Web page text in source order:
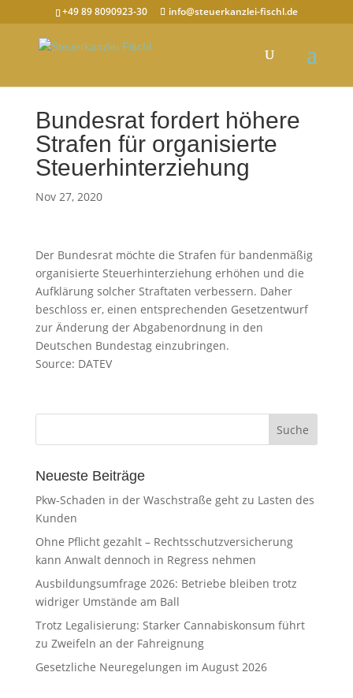
+49 89 8090923-30 info@steuerkanzlei-fischl.de
Bundesrat fordert höhere
Strafen für organisierte
Steuerhinterziehung
Nov 27, 2020
Der Bundesrat möchte die Strafen für bandenmäßig
organisierte Steuerhinterziehung erhöhen und die
Aufklärung solcher Straftaten verbessern. Daher
beschloss er, einen entsprechenden Gesetzentwurf
zur Änderung der Abgabenordnung in den
Deutschen Bundestag einzubringen.
Source: DATEV
Neueste Beiträge
Pkw-Schaden in der Waschstraße geht zu Lasten des
Kunden
Ohne Pflicht gezahlt – Rechtsschutzversicherung
kann Anwalt dennoch in Regress nehmen
Ausbildungsumfrage 2026: Betriebe bleiben trotz
widriger Umstände am Ball
Trotz Legalisierung: Starker Cannabiskonsum führt
zu Zweifeln an der Fahreignung
Gesetzliche Neuregelungen im August 2026